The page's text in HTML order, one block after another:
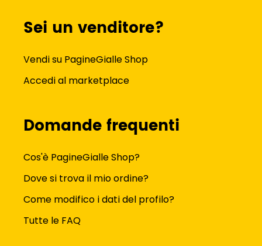
Sei un venditore?
Vendi su PagineGialle Shop
Accedi al marketplace
Domande frequenti
Cos'è PagineGialle Shop?
Dove si trova il mio ordine?
Come modifico i dati del profilo?
Tutte le FAQ